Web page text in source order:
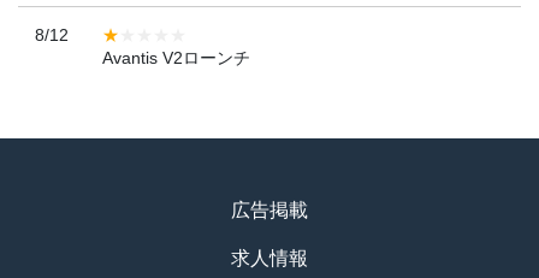
8/12
Avantis V2ローンチ
広告掲載
求人情報